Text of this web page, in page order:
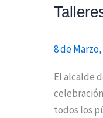
8 de Marzo,
El alcalde
todos los